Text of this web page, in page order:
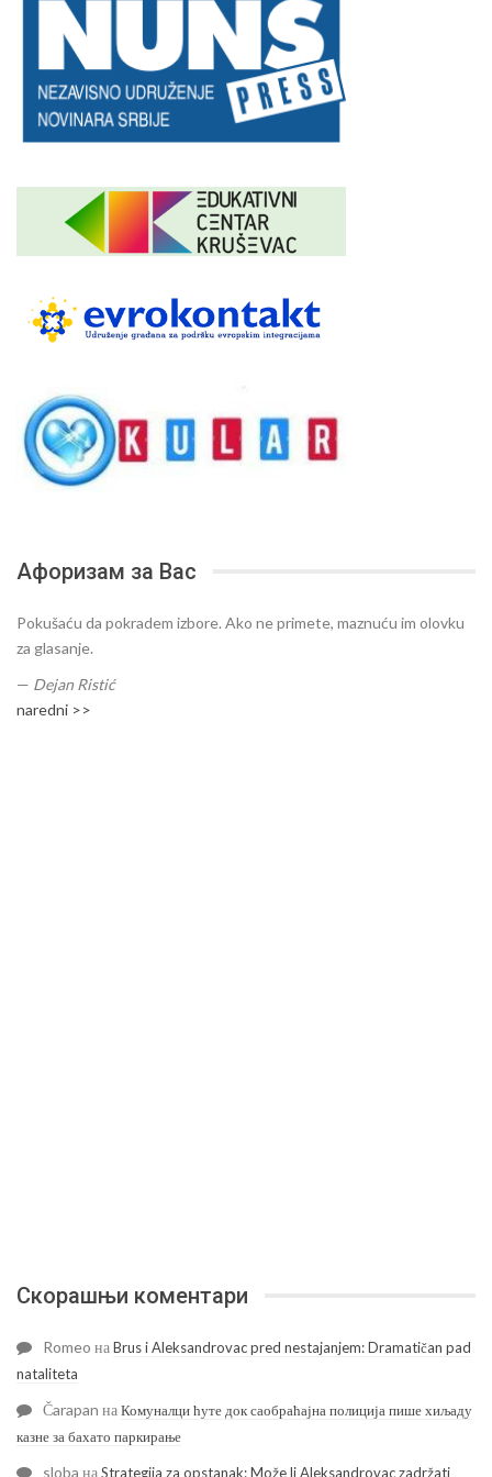
Афоризам за Вас
Pokušaću da pokradem izbore. Ako ne primete, maznuću im olovku
za glasanje.
— Dejan Ristić
naredni >>
Скорашњи коментари
Romeo наBrus i Aleksandrovac pred nestajanjem: Dramatičan pad
nataliteta
Čarapan наКомуналци ћуте док саобраћајна полиција пише хиљаду
казне за бахато паркирање
sloba наStrategija za opstanak: Može li Aleksandrovac zadržati